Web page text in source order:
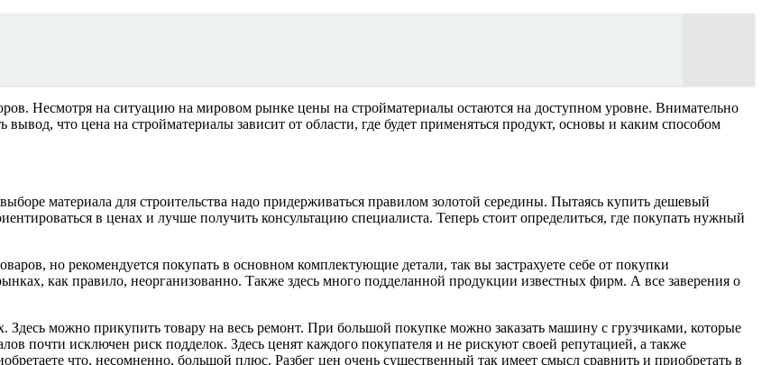
Несмотря на ситуацию на мировом рынке цены на стройматериалы остаются на доступном уровне. Внимательно
что цена на стройматериалы зависит от области, где будет применяться продукт, основы и каким способом
материала для строительства надо придерживаться правилом золотой середины. Пытаясь купить дешевый
в ценах и лучше получить консультацию специалиста. Теперь стоит определиться, где покупать нужный
но рекомендуется покупать в основном комплектующие детали, так вы застрахуете себе от покупки
как правило, неорганизованно. Также здесь много подделанной продукции известных фирм. А все заверения о
Здесь можно прикупить товару на весь ремонт. При большой покупке можно заказать машину с грузчиками, которые
почти исключен риск подделок. Здесь ценят каждого покупателя и не рискуют своей репутацией, а также
что, несомненно, большой плюс. Разбег цен очень существенный так имеет смысл сравнить и приобретать в